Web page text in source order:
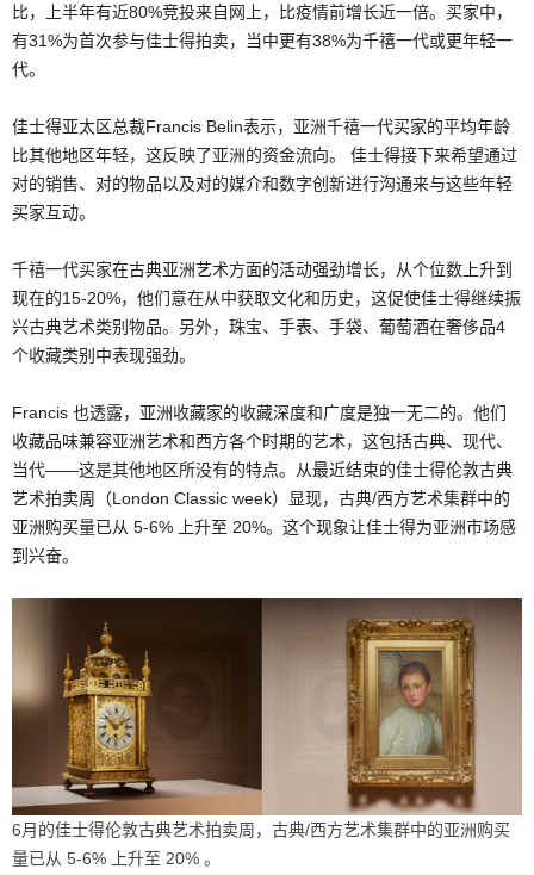
比，上半年有近80%竞投来自网上，比疫情前增长近一倍。买家中，
有31%为首次参与佳士得拍卖，当中更有38%为千禧一代或更年轻一
代。
佳士得亚太区总裁Francis Belin表示，亚洲千禧一代买家的平均年龄
比其他地区年轻，这反映了亚洲的资金流向。 佳士得接下来希望通过
对的销售、对的物品以及对的媒介和数字创新进行沟通来与这些年轻
买家互动。
千禧一代买家在古典亚洲艺术方面的活动强劲增长，从个位数上升到
现在的15-20%，他们意在从中获取文化和历史，这促使佳士得继续振
兴古典艺术类别物品。另外，珠宝、手表、手袋、葡萄酒在奢侈品4
个收藏类别中表现强劲。
Francis 也透露，亚洲收藏家的收藏深度和广度是独一无二的。他们
收藏品味兼容亚洲艺术和西方各个时期的艺术，这包括古典、现代、
当代——这是其他地区所没有的特点。从最近结束的佳士得伦敦古典
艺术拍卖周（London Classic week）显现，古典/西方艺术集群中的
亚洲购买量已从 5-6% 上升至 20%。这个现象让佳士得为亚洲市场感
到兴奋。
6月的佳士得伦敦古典艺术拍卖周，古典/西方艺术集群中的亚洲购买
量已从 5-6% 上升至 20% 。